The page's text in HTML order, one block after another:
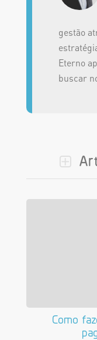
gestão
Eterno
buscar
Como